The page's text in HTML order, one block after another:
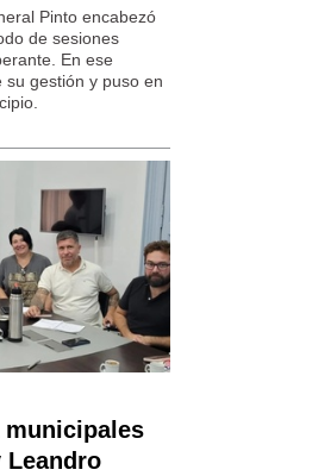
Pinto encabezó
de sesiones
En ese
gestión y puso en
municipales
Leandro